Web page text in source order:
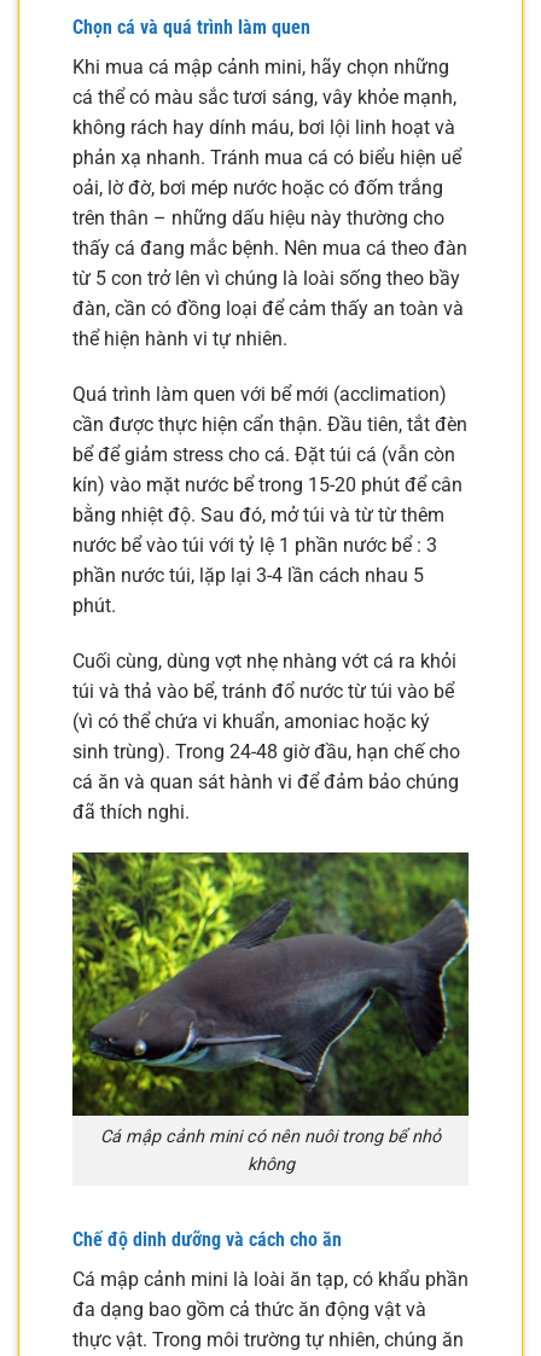
Chọn cá và quá trình làm quen
Khi mua cá mập cảnh mini, hãy chọn những
cá thể có màu sắc tươi sáng, vây khỏe mạnh,
không rách hay dính máu, bơi lội linh hoạt và
phản xạ nhanh. Tránh mua cá có biểu hiện uể
oải, lờ đờ, bơi mép nước hoặc có đốm trắng
trên thân – những dấu hiệu này thường cho
thấy cá đang mắc bệnh. Nên mua cá theo đàn
từ 5 con trở lên vì chúng là loài sống theo bầy
đàn, cần có đồng loại để cảm thấy an toàn và
thể hiện hành vi tự nhiên.
Quá trình làm quen với bể mới (acclimation)
cần được thực hiện cẩn thận. Đầu tiên, tắt đèn
bể để giảm stress cho cá. Đặt túi cá (vẫn còn
kín) vào mặt nước bể trong 15-20 phút để cân
bằng nhiệt độ. Sau đó, mở túi và từ từ thêm
nước bể vào túi với tỷ lệ 1 phần nước bể : 3
phần nước túi, lặp lại 3-4 lần cách nhau 5
phút.
Cuối cùng, dùng vợt nhẹ nhàng vớt cá ra khỏi
túi và thả vào bể, tránh đổ nước từ túi vào bể
(vì có thể chứa vi khuẩn, amoniac hoặc ký
sinh trùng). Trong 24-48 giờ đầu, hạn chế cho
cá ăn và quan sát hành vi để đảm bảo chúng
đã thích nghi.
Cá mập cảnh mini có nên nuôi trong bể nhỏ
không
Chế độ dinh dưỡng và cách cho ăn
Cá mập cảnh mini là loài ăn tạp, có khẩu phần
đa dạng bao gồm cả thức ăn động vật và
thực vật. Trong môi trường tự nhiên, chúng ăn